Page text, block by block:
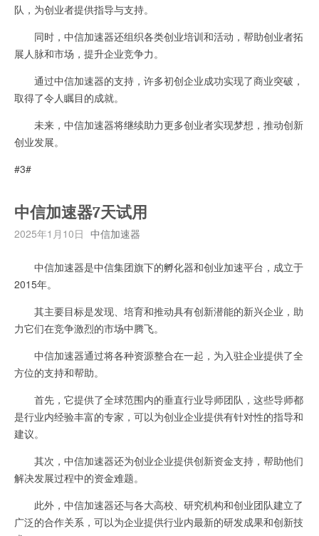
队，为创业者提供指导与支持。
同时，中信加速器还组织各类创业培训和活动，帮助创业者拓
展人脉和市场，提升企业竞争力。
通过中信加速器的支持，许多初创企业成功实现了商业突破，
取得了令人瞩目的成就。
未来，中信加速器将继续助力更多创业者实现梦想，推动创新
创业发展。
#3#
中信加速器7天试用
2025年1月10日 中信加速器
中信加速器是中信集团旗下的孵化器和创业加速平台，成立于
2015年。
其主要目标是发现、培育和推动具有创新潜能的新兴企业，助
力它们在竞争激烈的市场中腾飞。
中信加速器通过将各种资源整合在一起，为入驻企业提供了全
方位的支持和帮助。
首先，它提供了全球范围内的垂直行业导师团队，这些导师都
是行业内经验丰富的专家，可以为创业企业提供有针对性的指导和
建议。
其次，中信加速器还为创业企业提供创新资金支持，帮助他们
解决发展过程中的资金难题。
此外，中信加速器还与各大高校、研究机构和创业团队建立了
广泛的合作关系，可以为企业提供行业内最新的研发成果和创新技